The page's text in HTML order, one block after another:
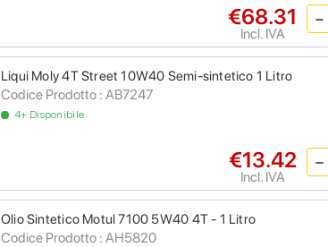
€68.31
Incl. IVA
Liqui Moly 4T Street 10W40 Semi-sintetico 1 Litro
Codice Prodotto : AB7247
4+ Disponibile
€13.42
Incl. IVA
Olio Sintetico Motul 7100 5W40 4T - 1 Litro
Codice Prodotto : AH5820